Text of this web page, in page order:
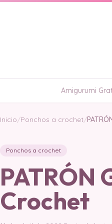
Amigurumi
Inicio/Ponchos a crochet/
Ponchos a crochet
PATRÓN
Crochet